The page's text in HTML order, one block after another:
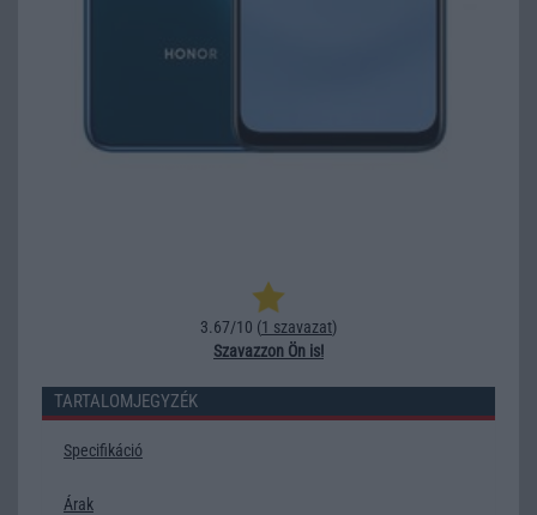
3.67/10 (1 szavazat)
Szavazzon Ön is!
TARTALOMJEGYZÉK
Specifikáció
Árak